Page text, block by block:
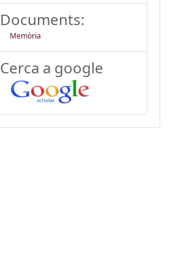
Documents:
Memòria
Cerca a google